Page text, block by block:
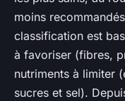
moins
classification est
à favoriser (fibres,
nutriments à limiter
sucres et sel).